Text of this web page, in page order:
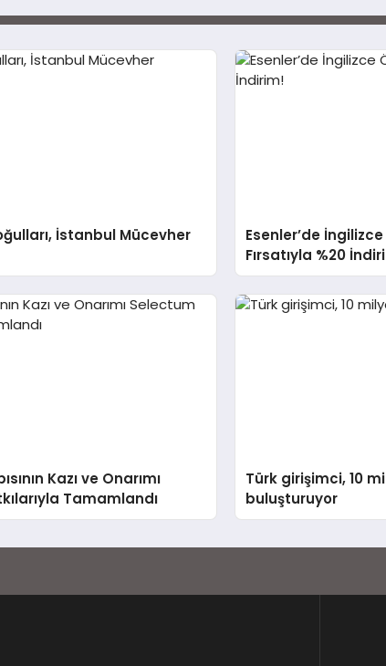
İstanbul Mücevher
Esenler’de
Fırsatıyla %20
Kazı ve Onarımı
Tamamlandı
Türk girişimci, 10
buluşturuyor